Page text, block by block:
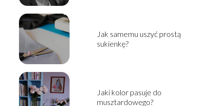
Jak samemu uszyć prostą
sukienkę?
Jaki kolor pasuje do
musztardowego?